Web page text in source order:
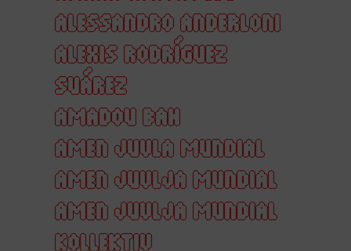
ALESSANDRO ANDERLONI
ALEXIS RODRÍGUEZ
SUÁREZ
AMADOU BAH
AMEN JUVLA MUNDIAL
AMEN JUVLJA MUNDIAL
AMEN JUVLJA MUNDIAL
KOLLEKTIV